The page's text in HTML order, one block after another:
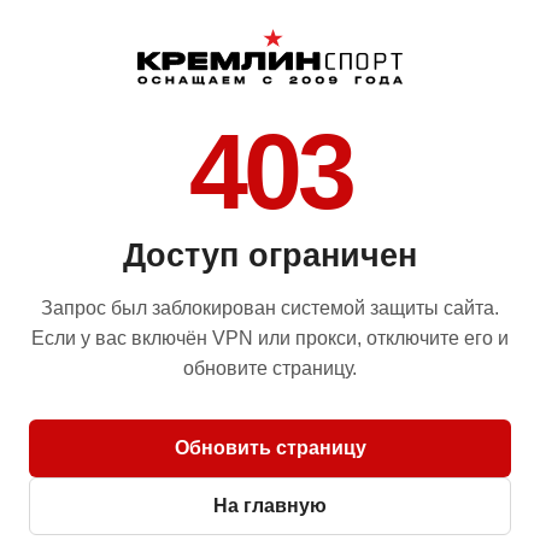
403
Доступ ограничен
Запрос был заблокирован системой защиты сайта.
Если у вас включён VPN или прокси, отключите его и
обновите страницу.
Обновить страницу
На главную